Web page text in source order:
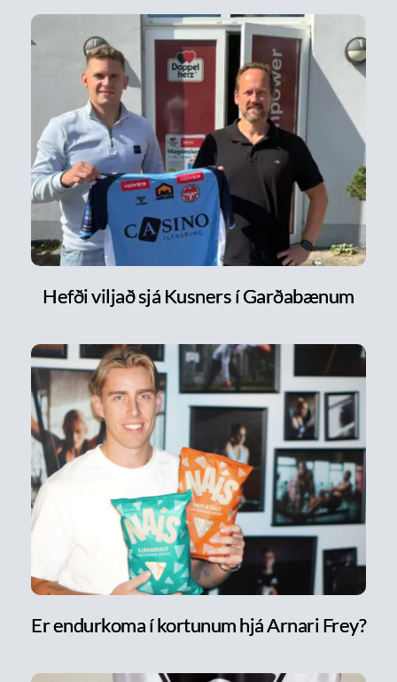
Hefði viljað sjá Kusners í Garðabænum
Er endurkoma í kortunum hjá Arnari Frey?